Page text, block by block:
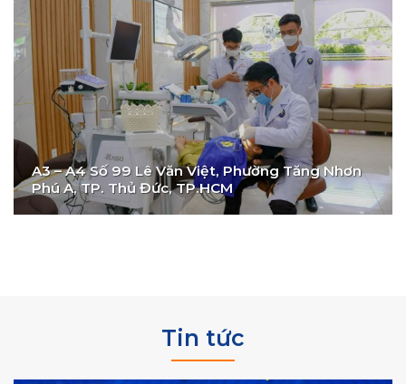
A3 – A4 Số 99 Lê Văn Việt, Phường Tăng Nhơn
Phú A, TP. Thủ Đức, TP.HCM
Tin tức